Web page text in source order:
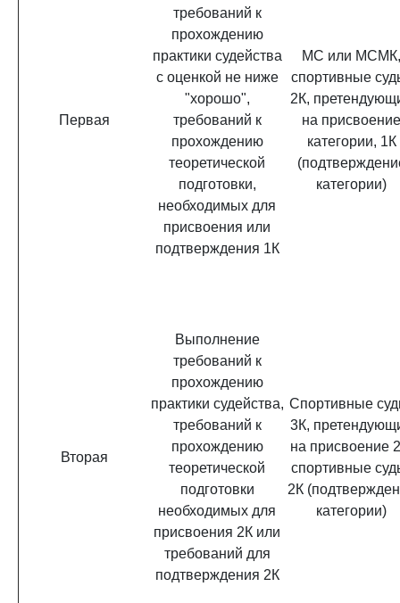
Первая
требований к
прохождению
практики судейства
с оценкой не ниже
"хорошо",
требований к
прохождению
теоретической
подготовки,
необходимых для
присвоения или
подтверждения 1К
МС или МСМК,
спортивные
2К,
на присвоение
категории, 1К
категории)
Вторая
Выполнение
требований к
прохождению
практики судейства,
требований к
прохождению
теоретической
подготовки
необходимых для
присвоения 2К или
требований для
подтверждения 2К
Спортивные
3К,
на присвоение
спортивные
2К
категории)